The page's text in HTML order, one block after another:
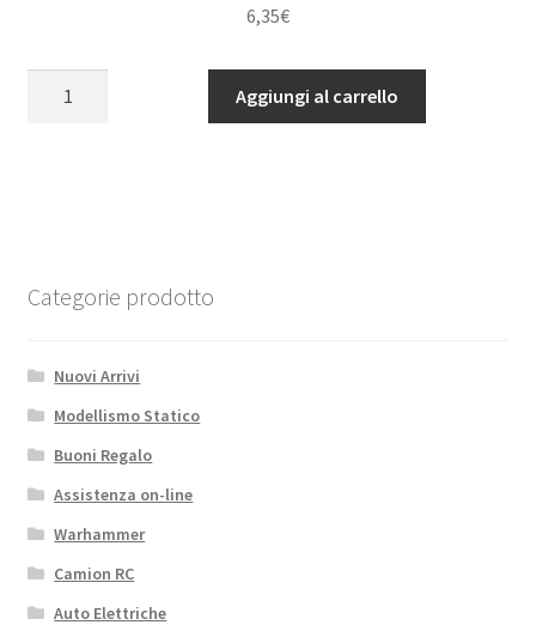
6,35€
150ml
Aggiungi al carrello
Categorie prodotto
Nuovi Arrivi
Modellismo Statico
Buoni Regalo
Assistenza on-line
Warhammer
Camion RC
Auto Elettriche